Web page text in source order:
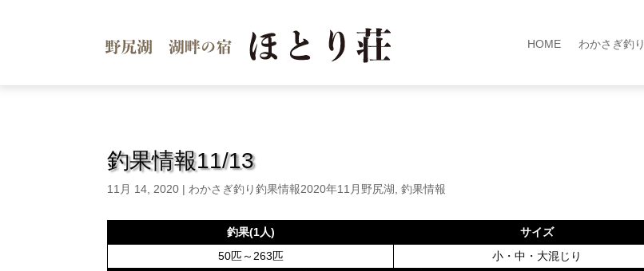
HOME わかさぎ釣り
釣果情報11/13
11月 14, 2020 | わかさぎ釣り釣果情報2020年11月野尻湖 ,釣果情報
釣果(1人) サイズ
50匹～263匹
小・中・大混じり